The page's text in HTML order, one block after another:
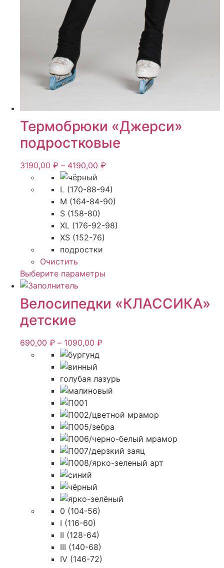
Термобрюки «Джерси»
подростковые
3190,00 ₽ – 4190,00 ₽Диапазон
3190,00 ₽
–
L (170-88-94)
M (164-84-90)
S (158-80)
XL (176-92-98)
XS (152-76)
подростки
Очистить
Выберите параметры
имеет
несколько
странице
товара.
Велосипедки «КЛАССИКА»
детские
690,00 ₽ – 1090,00 ₽Диапазон
–
1090,00 ₽
голубая лазурь
0 (104-56)
I (116-60)
II (128-64)
III (140-68)
IV (146-72)